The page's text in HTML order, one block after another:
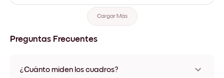
Cargar Más
Preguntas Frecuentes
¿Cuánto miden los cuadros?